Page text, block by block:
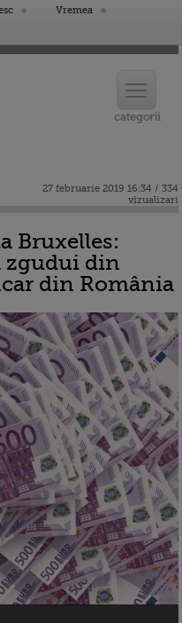
Vremea
27 februarie 2019 16:34 / 334
vizualizari
Bruxelles:
zgudui din
din România